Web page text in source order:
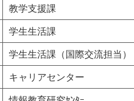
教学支援課
学生生活課
学生生活課（国際交流担当）
キャリアセンター